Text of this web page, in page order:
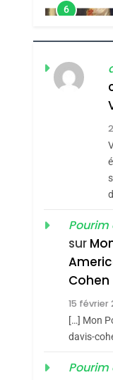
6
2
Pourim
sur
Cohen
15 février
[…] Mon
davis-
Pourim